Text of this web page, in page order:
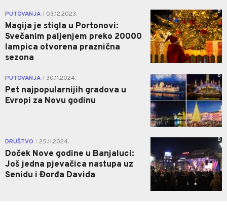
PUTOVANJA 03.12.2023.
Magija je stigla u Portonovi:
Svečanim paljenjem preko 20000
lampica otvorena praznična
sezona
0
PUTOVANJA 30.11.2024.
Pet najpopularnijih gradova u
Evropi za Novu godinu
0
DRUŠTVO 25.11.2024.
Doček Nove godine u Banjaluci:
Još jedna pjevačica nastupa uz
Senidu i Đorđa Davida
0